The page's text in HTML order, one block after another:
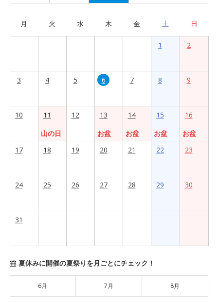
月 火 水 木 金 土 日
1 2
3 4 5 6 7 8 9
10
11
山の日
12
13
お盆
14
お盆
15
お盆
16
お盆
17
18 19 20 21 22 23
24 25 26 27 28 29 30
31
夏休みに開催の夏祭りを月ごとにチェック！
6月 7月 8月